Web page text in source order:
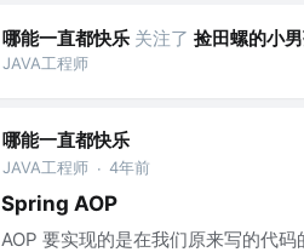
哪能一直都快乐 关注了 捡田螺的小
JAVA工程师
哪能一直都快乐
JAVA工程师 · 4年前
Spring AOP
AOP 要实现的是在我们原来写的代